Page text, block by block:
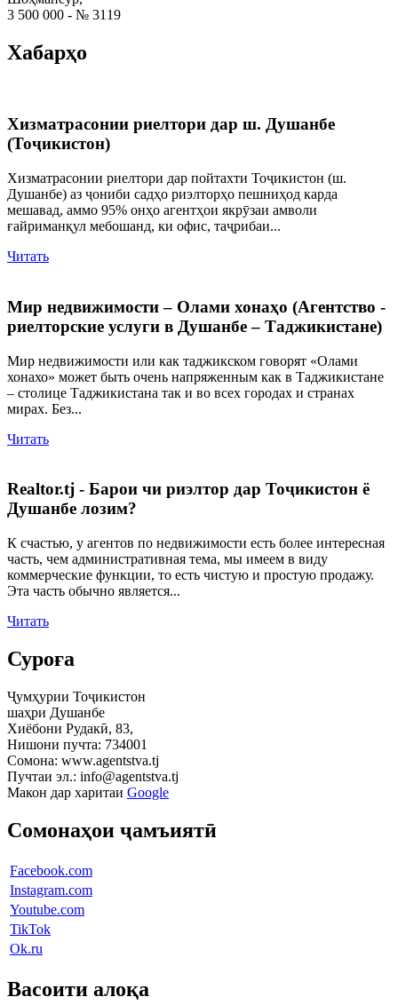
3 500 000 - № 3119
Хабарҳо
Хизматрасонии риелтори дар ш. Душанбе
(Тоҷикистон)
Хизматрасонии риелтори дар пойтахти Тоҷикистон (ш.
Душанбе) аз ҷониби садҳо риэлторҳо пешниҳод карда
мешавад, аммо 95% онҳо агентҳои якрӯзаи амволи
ғайриманқул мебошанд, ки офис, таҷрибаи...
Читать
Мир недвижимости – Олами хонаҳо (Агентство -
риелторские услуги в Душанбе – Таджикистане)
Мир недвижимости или как таджикском говорят «Олами
хонахо» может быть очень напряженным как в Таджикистане
– столице Таджикистана так и во всех городах и странах
мирах. Без...
Читать
Realtor.tj - Барои чи риэлтор дар Тоҷикистон ё
Душанбе лозим?
К счастью, у агентов по недвижимости есть более интересная
часть, чем административная тема, мы имеем в виду
коммерческие функции, то есть чистую и простую продажу.
Эта часть обычно является...
Читать
Суроға
Ҷумҳурии Тоҷикистон
шаҳри Душанбе
Хиёбони Рудакӣ, 83,
Нишони пучта: 734001
Сомона: www.agentstva.tj
Пучтаи эл.: info@agentstva.tj
Макон дар харитаи Google
Сомонаҳои ҷамъиятӣ
Facebook.com
Instagram.com
Youtube.com
TikTok
Ok.ru
Васоити алоқа